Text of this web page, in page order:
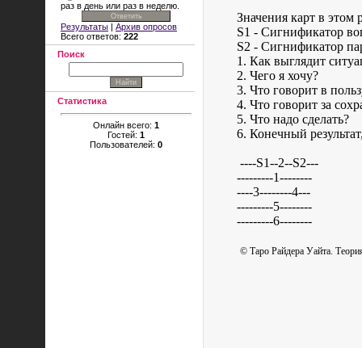
раз в день или раз в неделю.
Результаты | Архив опросов
Всего ответов: 222
Поиск
Статистика
Онлайн всего: 1
Гостей: 1
Пользователей: 0
Значения карт в этом
S1 - Сигнификатор
S2 - Сигнификатор
1. Как выглядит
2. Чего я хочу?
3. Что говорит в
4. Что говорит за
5. Что надо сделать?
6. Конечный
----S1--2--S2---
---------1--------
----3--------4---
---------5--------
---------6--------
© Таро Райдера Уайта.